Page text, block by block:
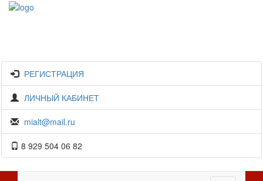
РЕГИСТРАЦИЯ
ЛИЧНЫЙ КАБИНЕТ
mialt@mail.ru
8 929 504 06 82